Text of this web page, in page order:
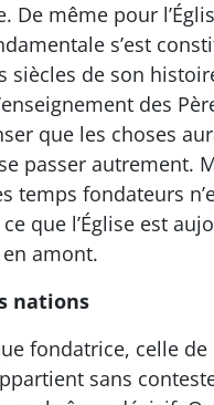
De même pour
s’est
siècles de son
des
que les choses
passer autrement.
temps fondateurs
que l’Église est
amont.
nations
fondatrice, celle de
sans